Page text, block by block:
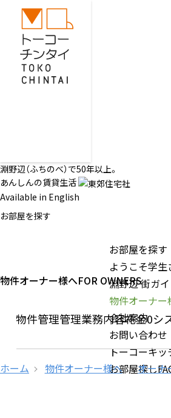
淵野辺（ふちのべ）で50年以上。
あんしんの賃貸生活
Available in English
お部屋を探す
お部屋を探す
ようこそ学生
淵野辺 街ガ
物件オーナー
会社案内
お問い合わせ
トーコーキッ
お部屋探し
物件オーナー様へFOR OWNERS
の物件管理管理業務内容礼金0シ
ホーム 物件オーナー様へ オーナ